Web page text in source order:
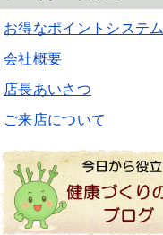
お得なポイントシステム
会社概要
店長あいさつ
ご来店について